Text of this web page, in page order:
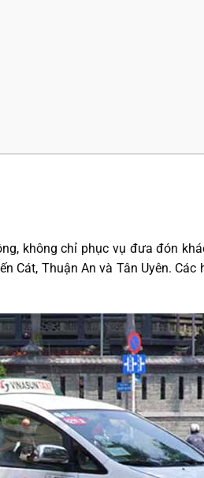
không chỉ phục vụ đưa đón
Cát, Thuận An và Tân Uyên.